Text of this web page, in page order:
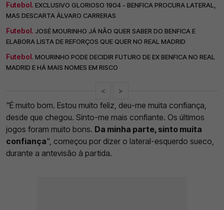
Futebol. EXCLUSIVO GLORIOSO 1904 - BENFICA PROCURA LATERAL,
MAS DESCARTA ÁLVARO CARRERAS
Futebol. JOSÉ MOURINHO JÁ NÃO QUER SABER DO BENFICA E
ELABORA LISTA DE REFORÇOS QUE QUER NO REAL MADRID
Futebol. MOURINHO PODE DECIDIR FUTURO DE EX BENFICA NO REAL
MADRID E HÁ MAIS NOMES EM RISCO
< >
"É muito bom. Estou muito feliz, deu-me muita confiança,
desde que chegou. Sinto-me mais confiante. Os últimos
jogos foram muito bons. Da minha parte, sinto muita
confiança", começou por dizer o lateral-esquerdo sueco,
durante a antevisão à partida.